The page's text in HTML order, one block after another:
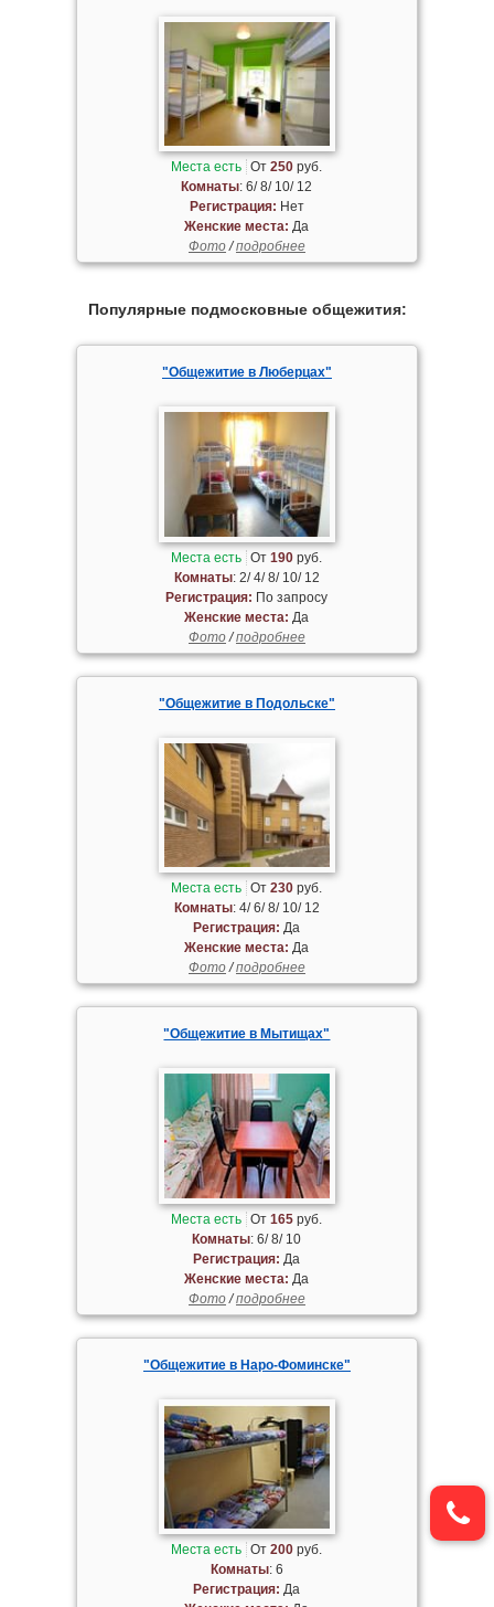
Места есть От250 руб.
Комнаты: 6/ 8/ 10/ 12
Регистрация: Нет
Женские места: Да
Фото/подробнее
Популярные подмосковные общежития:
"Общежитие в Люберцах"
Места есть От190 руб.
Комнаты: 2/ 4/ 8/ 10/ 12
Регистрация: По запросу
Женские места: Да
Фото/подробнее
"Общежитие в Подольске"
Места есть От230 руб.
Комнаты: 4/ 6/ 8/ 10/ 12
Регистрация: Да
Женские места: Да
Фото/подробнее
"Общежитие в Мытищах"
Места есть От165 руб.
Комнаты: 6/ 8/ 10
Регистрация: Да
Женские места: Да
Фото/подробнее
"Общежитие в Наро-Фоминске"
Места есть От200 руб.
Комнаты: 6
Регистрация: Да